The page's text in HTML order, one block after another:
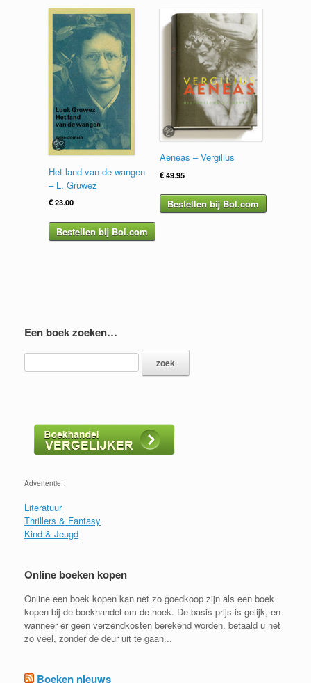
Het land van de wangen
– L. Gruwez
€23.00
Bestellen bij Bol.com
Aeneas – Vergilius
€49.95
Bestellen bij Bol.com
Een boek zoeken…
Advertentie:
Literatuur
Thrillers & Fantasy
Kind & Jeugd
Online boeken kopen
Online een boek kopen kan net zo goedkoop zijn als een boek
kopen bij de boekhandel om de hoek. De basis prijs is gelijk, en
wanneer er geen verzendkosten berekend worden. betaald u net
zo veel, zonder de deur uit te gaan...
Boeken nieuws